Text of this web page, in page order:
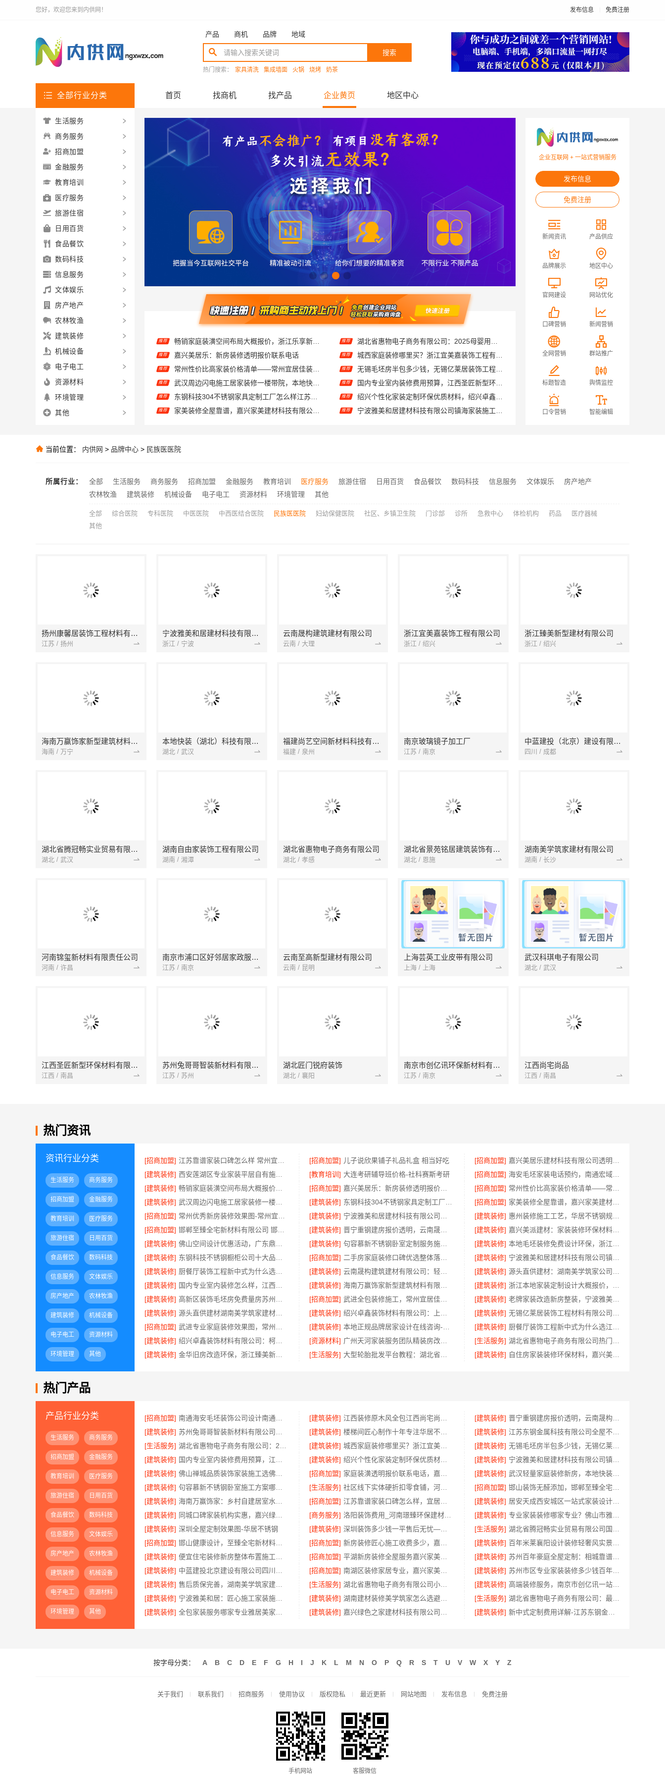
您好，欢迎您来到内供网！ 发布信息 免费注册
产品 商机 品牌 地域
搜索
热门搜索： 家具清洗 集成墙面 火锅 烧烤 奶茶
全部行业分类 首页 找商机 找产品 企业黄页 地区中心
畅销家庭装潢空间布局大概报价，浙江乐享新材料有限公司透明报价
推荐 嘉兴美居乐：新房装修透明报价联系电话
推荐
推荐 武汉周边闪电施工居家装修一楼带院，本地快装（湖北）科技有限公司
推荐 东钢科技304不锈钢家具定制工厂怎么样江苏东钢金属科技有限公司
推荐 家美装修全屋靠谱，嘉兴家美建材科技有限公司一站式省心
推荐 江苏靠谱家装口碑怎么样 常州宜居佳装饰工程有限公司
推荐
推荐 海安毛坯家装电话预约，南通宏域全宅装饰建材免费设计
推荐 城西家庭装修哪里买？浙江宜美嘉装饰工程有限公司
推荐 无锡毛坯房半包多少钱，无锡亿莱居装饰工程材料有限公司
推荐 国内专业室内装修费用预算，江西圣匠新型环保材料有限公司
推荐 绍兴个性化家装定制环保优质材料，绍兴卓鑫装饰材料有限公司
推荐 宁波雅美和居建材科技有限公司镇海家装施工对接渠道
推荐 南通海安毛坯装饰公司设计南通宏域全宅装饰建材有限公司
推荐 江苏东钢金属科技有限公司全屋不锈钢定制生产商
企业互联网 + 一站式营销服务
发布信息
免费注册
新闻资讯 产品供应
品牌展示 地区中心
官网建设 网站优化
口碑营销 新闻营销
全网营销 群站推广
标题智造 舆情监控
口令营销 智能编辑
生活服务
商务服务
招商加盟
金融服务
教育培训
医疗服务
旅游住宿
日用百货
食品餐饮
数码科技
信息服务
文体娱乐
房产地产
农林牧渔
建筑装修
机械设备
电子电工
资源材料
环境管理
其他
当前位置： 内供网 > 品牌中心 > 民族医医院
所属行业： 全部 生活服务 商务服务 招商加盟 金融服务 教育培训 医疗服务 旅游住宿 日用百货 食品餐饮 数码科技 信息服务 文体娱乐
房产地产
农林牧渔
建筑装修 机械设备 电子电工 资源材料 环境管理 其他
全部 综合医院 专科医院 中医医院 中西医结合医院 民族医医院 妇幼保健医院 社区、乡镇卫生院 门诊部 诊所 急救中心 体检机构 药品
医疗器械
其他
扬州康馨居装饰工程材料有限公司
江苏 / 扬州
宁波雅美和居建材科技有限公司
浙江 / 宁波
云南晟构建筑建材有限公司
云南 / 大理
浙江宜美嘉装饰工程有限公司
浙江 / 绍兴
浙江臻美新型建材有限公司
浙江 / 绍兴
海南万赢饰家新型建筑材料有限公司
海南 / 万宁
本地快装（湖北）科技有限公司
湖北 / 武汉
福建尚艺空间新材料科技有限公司
福建 / 泉州
南京玻璃镜子加工厂
江苏 / 南京
中蓝建投（北京）建设有限公司四川第一分公司
四川 / 成都
湖北省腾冠畅实业贸易有限公司
湖北 / 武汉
湖南自由家装饰工程有限公司
湖南 / 湘潭
湖北省惠物电子商务有限公司
湖北 / 孝感
湖北省景苑铭居建筑装饰有限公司
湖北 / 恩施
湖南美学筑家建材有限公司
湖南 / 长沙
河南锦玺新材料有限责任公司
河南 / 许昌
南京市浦口区好邻居家政服务中心
江苏 / 南京
云南至高新型建材有限公司
云南 / 昆明
上海芸英工业皮带有限公司
上海 / 上海
武汉科琪电子有限公司
湖北 / 武汉
江西圣匠新型环保材料有限公司
江西 / 南昌
苏州兔哥哥智装新材料有限公司
江苏 / 苏州
湖北匠门锐府装饰
湖北 / 襄阳
南京市创亿讯环保新材料有限公司
江苏 / 南京
江西尚宅尚品
江西 / 南昌
热门资讯
资讯行业分类
生活服务 商务服务
招商加盟 金融服务
教育培训 医疗服务
旅游住宿 日用百货
食品餐饮 数码科技
信息服务 文体娱乐
房产地产 农林牧渔
建筑装修 机械设备
电子电工 资源材料
环境管理 其他
[招商加盟] [招商加盟] 儿子说欣果铺子礼品礼盒 相当好吃 [招商加盟]
[建筑装修]
[教育培训] 大连考研辅导班价格-社科赛斯考研 [招商加盟]
海安毛坯家装电话预约，南通宏域全宅装饰建材免费设计
[建筑装修]
[招商加盟] [招商加盟]
[建筑装修]
[建筑装修] [招商加盟]
家美装修全屋靠谱，嘉兴家美建材科技有限公司一站式省心
[招商加盟]
[建筑装修] [建筑装修]
[招商加盟]
[建筑装修] [建筑装修]
嘉兴美派建材：家装装修环保材料靠谱商家，正品有保障
[建筑装修]
[建筑装修] [建筑装修]
[建筑装修]
[招商加盟] [建筑装修]
宁波雅美和居建材科技有限公司镇海家装施工对接渠道
[建筑装修]
[建筑装修] [建筑装修]
[建筑装修]
[建筑装修] [建筑装修]
[建筑装修]
[招商加盟] [建筑装修]
老牌家装改造新房整装，宁波雅美和居建材科技有限公司
[建筑装修]
[建筑装修] [建筑装修]
[招商加盟]
[建筑装修] [建筑装修]
[建筑装修]
[资源材料] [生活服务]
[建筑装修]
[生活服务] [建筑装修] 自住房家装装修环保材料，嘉兴美派建材科技有限公司一线品牌正品保障
热门产品
产品行业分类
生活服务 商务服务
招商加盟 金融服务
教育培训 医疗服务
旅游住宿 日用百货
食品餐饮 数码科技
信息服务 文体娱乐
房产地产 农林牧渔
建筑装修 机械设备
电子电工 资源材料
环境管理 其他
[招商加盟] [建筑装修] [建筑装修]
[建筑装修]
[建筑装修] [建筑装修]
江苏东钢金属科技有限公司全屋不锈钢定制生产商
[生活服务]
[建筑装修] [建筑装修]
无锡毛坯房半包多少钱，无锡亿莱居装饰工程材料有限公司
[建筑装修]
[建筑装修] [建筑装修]
宁波雅美和居建材科技有限公司镇海家装施工对接渠道
[建筑装修]
[招商加盟] [建筑装修]
武汉轻量家庭装修新房，本地快装（湖北）科技有限公司透明报价
[建筑装修]
[生活服务] [招商加盟]
[建筑装修]
[招商加盟] [建筑装修]
居安天成西安城区一站式家装设计，毛坯房自有施工队
[建筑装修]
[商务服务] [建筑装修]
专业家装装修哪家专业？佛山市雅居美家装饰全流程标准化管控
[建筑装修] 深圳全屋定制效果图-华居不锈钢 [建筑装修] [生活服务]
[招商加盟]
[招商加盟] [建筑装修]
[建筑装修]
[招商加盟] [建筑装修]
苏州百年豪庭全屋定制：相城靠谱家装就近服务，拎包入住省心
[建筑装修]
[招商加盟] [建筑装修]
苏州市区专业家装装修多少钱百年豪庭新材料
[建筑装修]
[生活服务] [建筑装修]
高端装修服务，南京市创亿讯一站式家装更省心
[建筑装修]
[建筑装修] [生活服务]
湖北省惠物电子商务有限公司：最新生鲜食品网站价格
[建筑装修]
[建筑装修] [建筑装修] 新中式定制费用详解-江苏东钢金属家居有限公司
按字母分类： A B C D E F G H I J K L M N O P Q R S T U V W X Y Z
关于我们 联系我们 招商服务 使用协议 版权隐私 最近更新 网站地图 发布信息 免费注册
手机网站 客服微信